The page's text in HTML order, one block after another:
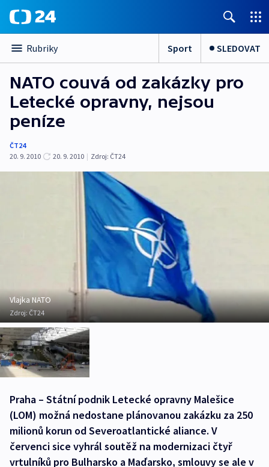
Rubriky Sport SLEDOVAT
NATO couvá od zakázky pro
Letecké opravny, nejsou
peníze
ČT24
20. 9. 2010
20. 9. 2010 | Zdroj: ČT24
Vlajka NATO
Zdroj:ČT24
Praha – Státní podnik Letecké opravny Malešice
(LOM) možná nedostane plánovanou zakázku za 250
milionů korun od Severoatlantické aliance. V
červenci sice vyhrál soutěž na modernizaci čtyř
vrtulníků pro Bulharsko a Maďarsko, smlouvy se ale v